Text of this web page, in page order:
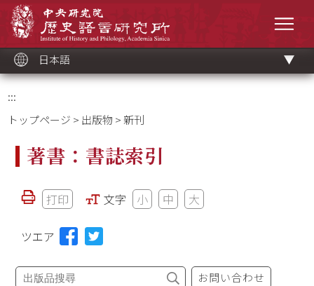
ッ
ク
日本語
:::
トップページ > 出版物 > 新刊
著書：書誌索引
打印 文字 小 中 大
ツエア
お問い合わせ